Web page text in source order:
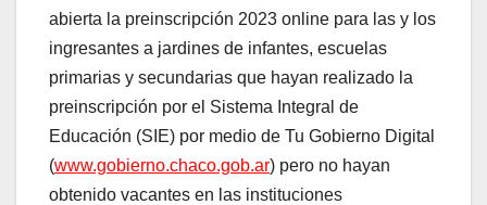
abierta la preinscripción 2023 online para las y los
ingresantes a jardines de infantes, escuelas
primarias y secundarias que hayan realizado la
preinscripción por el Sistema Integral de
Educación (SIE) por medio de Tu Gobierno Digital
(www.gobierno.chaco.gob.ar) pero no hayan
obtenido vacantes en las instituciones